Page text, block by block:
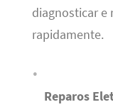
diagnosticar e
rapidamente.
Reparos